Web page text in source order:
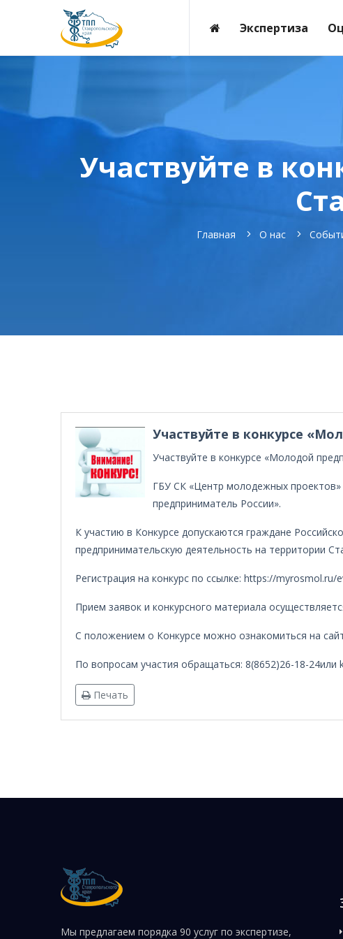
Экспертиза
Участвуйте в
Главная О нас
Участвуйте в конкурсе
Участвуйте в конкурсе «Молодой
ГБУ СК «Центр молодежных проектов»
предприниматель России».
К участию в Конкурсе допускаются граждане
предпринимательскую деятельность на территории
Регистрация на конкурс по ссылке: https://myrosmol.ru/
Прием заявок и конкурсного материала
С положением о Конкурсе можно ознакомиться на
По вопросам участия обращаться: 8(8652)26-18-24или
Печать
Мы предлагаем порядка 90 услуг по экспертизе,